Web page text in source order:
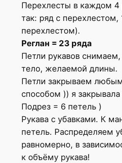
Перехлесты в каждом 4
так: ряд с
перехлестом).
Реглан = 23 ряда
Петли рукавов
тело, желаемой длины.
Петли закрываем
способом )) я
Подрез = 6 петель )
Рукава с убавками. К
петель. Распределяем
равномерно, в
к объёму рукава!